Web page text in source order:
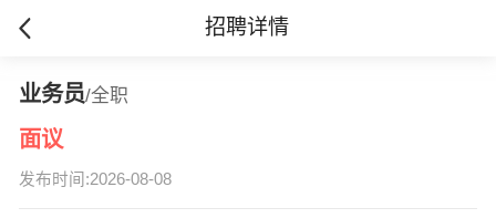
招聘详情
业务员/全职
面议
发布时间:2026-08-08